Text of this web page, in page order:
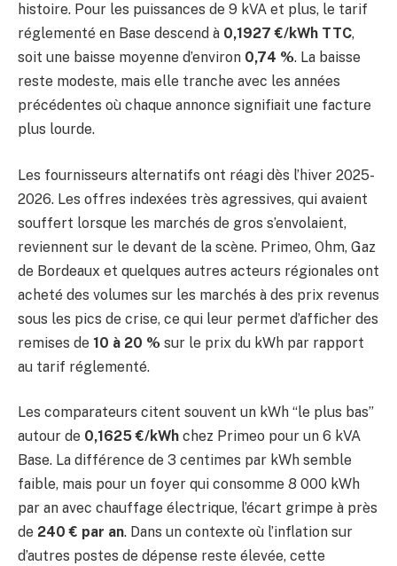
histoire. Pour les puissances de 9 kVA et plus, le tarif
réglementé en Base descend à 0,1927 €/kWh TTC,
soit une baisse moyenne d’environ 0,74 %. La baisse
reste modeste, mais elle tranche avec les années
précédentes où chaque annonce signifiait une facture
plus lourde.
Les fournisseurs alternatifs ont réagi dès l’hiver 2025-
2026. Les offres indexées très agressives, qui avaient
souffert lorsque les marchés de gros s’envolaient,
reviennent sur le devant de la scène. Primeo, Ohm, Gaz
de Bordeaux et quelques autres acteurs régionales ont
acheté des volumes sur les marchés à des prix revenus
sous les pics de crise, ce qui leur permet d’afficher des
remises de 10 à 20 % sur le prix du kWh par rapport
au tarif réglementé.
Les comparateurs citent souvent un kWh “le plus bas”
autour de 0,1625 €/kWh chez Primeo pour un 6 kVA
Base. La différence de 3 centimes par kWh semble
faible, mais pour un foyer qui consomme 8 000 kWh
par an avec chauffage électrique, l’écart grimpe à près
de 240 € par an. Dans un contexte où l’inflation sur
d’autres postes de dépense reste élevée, cette